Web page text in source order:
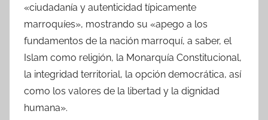
«ciudadanía y autenticidad típicamente
marroquíes», mostrando su «apego a los
fundamentos de la nación marroquí, a saber, el
Islam como religión, la Monarquía Constitucional,
la integridad territorial, la opción democrática, así
como los valores de la libertad y la dignidad
humana».